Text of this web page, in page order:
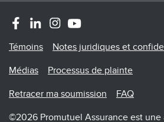
Footer
Menu
Témoins
Notes juridiques et
Médias
Processus de plainte
Retracer ma soumission
FAQ
©2026 Promutuel Assurance est une